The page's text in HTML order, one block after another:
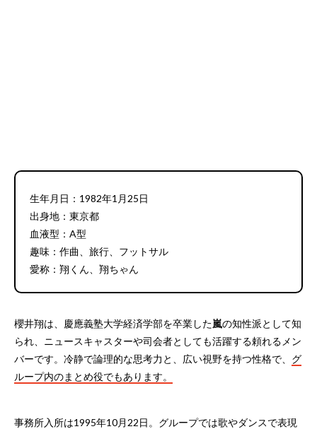
生年月日：1982年1月25日
出身地：東京都
血液型：A型
趣味：作曲、旅行、フットサル
愛称：翔くん、翔ちゃん
櫻井翔は、慶應義塾大学経済学部を卒業した嵐の知性派として知
られ、ニュースキャスターや司会者としても活躍する頼れるメン
バーです。冷静で論理的な思考力と、広い視野を持つ性格で、 グ
ループ内のまとめ役でもあります。
事務所入所は1995年10月22日。グループでは歌やダンスで表現